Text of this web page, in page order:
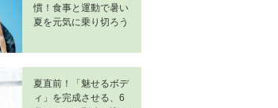
慣！食事と運動で暑い
夏を元気に乗り切ろう
夏直前！「魅せるボデ
ィ」を完成させる、6